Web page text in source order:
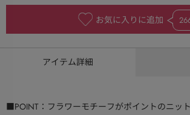
お気に入りに追加
アイテム詳細
■POINT：フラワーモチーフがポイントのニット